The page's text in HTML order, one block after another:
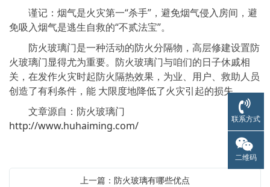
谨记：烟气是火灾第一“杀手”，避免烟气侵入房间，避
免吸入烟气是逃生自救的“不贰法宝”。
防火玻璃门是一种活动的防火分隔物，高层修建设置防
火玻璃门显得尤为重要。防火玻璃门与咱们的日子休戚相
关，在发作火灾时起防火隔热效果，为业、用户、救助人员
创造了有利条件，能 大限度地降低了火灾引起的损失。
文章源自：防火玻璃门
http://www.huhaiming.com/
上一篇：防火玻璃有哪些优点
联系方式
二维码